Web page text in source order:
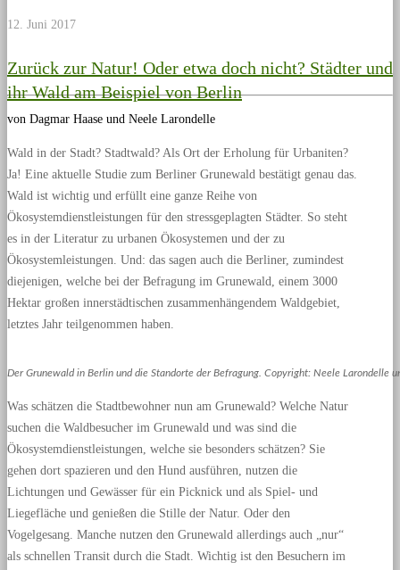
12. Juni 2017
Zurück zur Natur! Oder etwa doch nicht? Städter und
ihr Wald am Beispiel von Berlin
von Dagmar Haase und Neele Larondelle
Wald in der Stadt? Stadtwald? Als Ort der Erholung für Urbaniten?
Ja! Eine aktuelle Studie zum Berliner Grunewald bestätigt genau das.
Wald ist wichtig und erfüllt eine ganze Reihe von
Ökosystemdienstleistungen für den stressgeplagten Städter. So steht
es in der Literatur zu urbanen Ökosystemen und der zu
Ökosystemleistungen. Und: das sagen auch die Berliner, zumindest
diejenigen, welche bei der Befragung im Grunewald, einem 3000
Hektar großen innerstädtischen zusammenhängendem Waldgebiet,
letztes Jahr teilgenommen haben.
Der Grunewald in Berlin und die Standorte der Befragung. Copyright: Neele Larondelle
Was schätzen die Stadtbewohner nun am Grunewald? Welche Natur
suchen die Waldbesucher im Grunewald und was sind die
Ökosystemdienstleistungen, welche sie besonders schätzen? Sie
gehen dort spazieren und den Hund ausführen, nutzen die
Lichtungen und Gewässer für ein Picknick und als Spiel- und
Liegefläche und genießen die Stille der Natur. Oder den
Vogelgesang. Manche nutzen den Grunewald allerdings auch „nur“
als schnellen Transit durch die Stadt. Wichtig ist den Besuchern im